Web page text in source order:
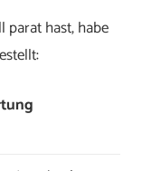
parat hast, habe